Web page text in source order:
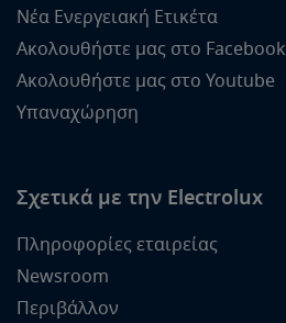
Νέα Ενεργειακή Ετικέτα
Ακολουθήστε μας στο Facebook
Ακολουθήστε μας στο Youtube
Υπαναχώρηση
Σχετικά με την Electrolux
Πληροφορίες εταιρείας
Newsroom
Περιβάλλον